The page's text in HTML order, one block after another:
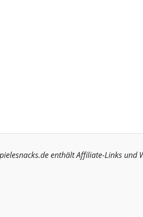
enthält Affiliate-Links und